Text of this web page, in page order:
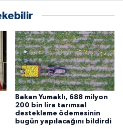
Bakan Yumaklı, 688 milyon
200 bin lira tarımsal
destekleme ödemesinin
bugün yapılacağını bildirdi